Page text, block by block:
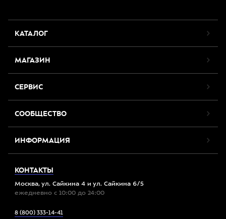
КАТАЛОГ
МАГАЗИН
СЕРВИС
СООБЩЕСТВО
ИНФОРМАЦИЯ
КОНТАКТЫ
Москва, ул. Сайкина 4 и ул. Сайкина 6/5
ежедневно с 10:00 до 24:00
8 (800) 333-14-41